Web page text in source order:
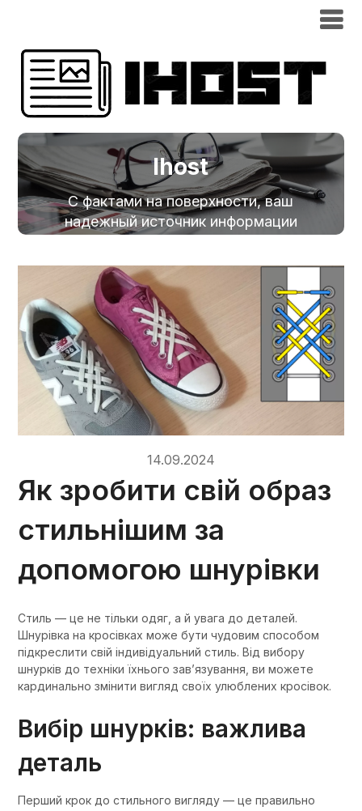
Ihost
С фактами на поверхности, ваш
надежный источник информации
14.09.2024
Як зробити свій образ
стильнішим за
допомогою шнурівки
Стиль — це не тільки одяг, а й увага до деталей.
Шнурівка на кросівках може бути чудовим способом
підкреслити свій індивідуальний стиль. Від вибору
шнурків до техніки їхнього зав’язування, ви можете
кардинально змінити вигляд своїх улюблених кросівок.
Вибір шнурків: важлива
деталь
Перший крок до стильного вигляду — це правильно